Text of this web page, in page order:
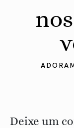
Deixe um